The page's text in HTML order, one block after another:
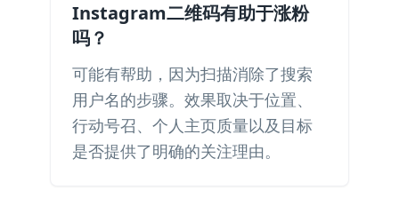
Instagram二维码有助于涨粉
吗？
可能有帮助，因为扫描消除了搜索
用户名的步骤。效果取决于位置、
行动号召、个人主页质量以及目标
是否提供了明确的关注理由。